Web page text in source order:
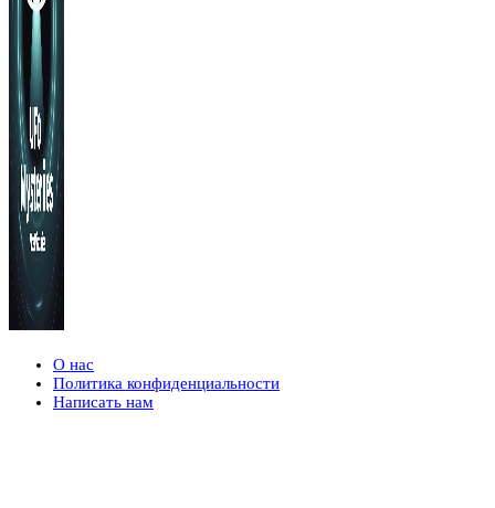
О нас
Политика конфиденциальности
Написать нам